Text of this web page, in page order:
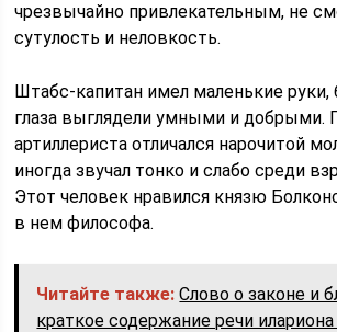
чрезвычайно привлекательным, не
сутулость и неловкость.
Штабс-капитан имел маленькие
глаза выглядели умными и добрыми.
артиллериста отличался нарочитой
иногда звучал тонко и слабо среди
Этот человек нравился князю
в нем философа.
Читайте также: Слово о законе и
краткое содержание речи